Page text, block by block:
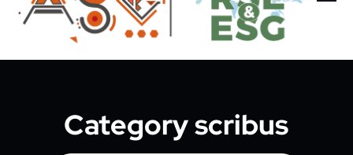
Category scribus